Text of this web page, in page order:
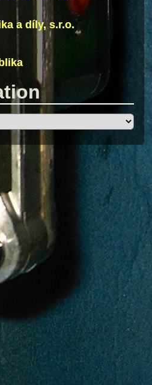
a díly, s.r.o.